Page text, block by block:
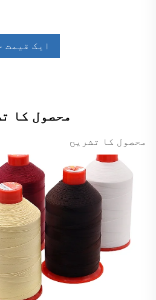
ایک قیمت
محصول کا
محصول کا تشریح